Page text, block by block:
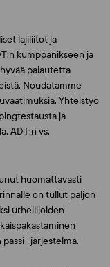
lajiliitot ja
kumppanikseen ja
palautetta
Noudatamme
Yhteistyö
ja
ADT:n vs.
huomattavasti
on tullut paljon
urheilijoiden
-järjestelmä.